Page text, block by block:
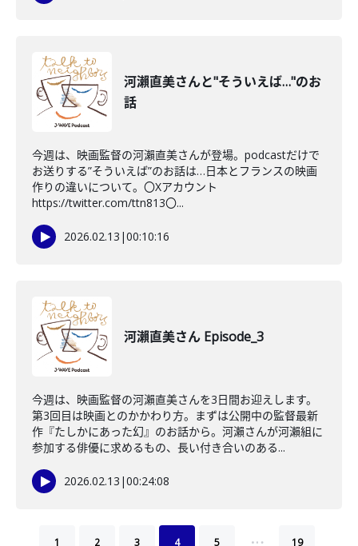
河瀨直美さんと"そういえば…"のお
話
今週は、映画監督の河瀨直美さんが登場。podcastだけで
お送りする”そういえば”のお話は…日本とフランスの映画
作りの違いについて。〇Xアカウント
https://twitter.com/ttn813〇...
2026.02.13 |00:10:16
河瀨直美さん Episode_3
今週は、映画監督の河瀨直美さんを3日間お迎えします。
第3回目は映画とのかかわり方。まずは公開中の監督最新
作『たしかにあった幻』のお話から。河瀨さんが河瀨組に
参加する俳優に求めるもの、長い付き合いのある...
2026.02.13 |00:24:08
1 2 3 4 5 … 19